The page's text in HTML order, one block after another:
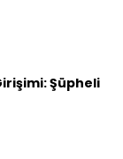
Şüpheli